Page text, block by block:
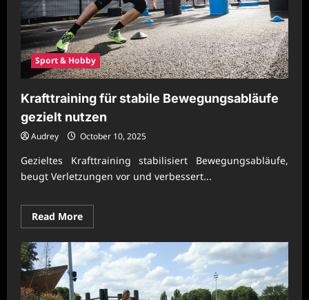
Sport & Hobby
Krafttraining für stabile Bewegungsabläufe
gezielt nutzen
Audrey October 10, 2025
Gezieltes Krafttraining stabilisiert Bewegungsabläufe,
beugt Verletzungen vor und verbessert...
Read MoreRead
more
Krafttraining
für
stabile
Bewegungsabläufe
gezielt
nutzen